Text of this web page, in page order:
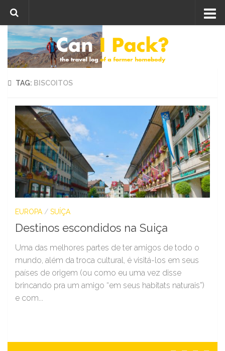
Skip to content
TAG: BISCOITOS
EUROPA / SUÍÇA
Destinos escondidos na Suiça
Uma das melhores partes de ter amigos de todo o
mundo, além da troca cultural, é visitá-los em seus
países de origem (ou como eu uma vez disse
brincando pra um amigo “em seus habitats naturais”)
e com...